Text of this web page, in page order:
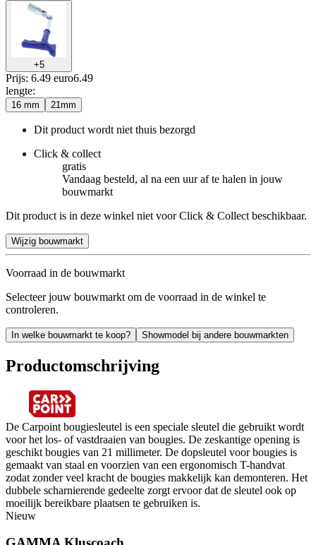
+5
Prijs: 6.49 euro6.49
lengte:
16 mm 21mm
Dit product wordt niet thuis bezorgd
Click & collect
gratis
Vandaag besteld, al na een uur af te halen in jouw
bouwmarkt
Dit product is in deze winkel niet voor Click & Collect beschikbaar.
Wijzig bouwmarkt
Voorraad in de bouwmarkt
Selecteer jouw bouwmarkt om de voorraad in de winkel te
controleren.
In welke bouwmarkt te koop? Showmodel bij andere bouwmarkten
Productomschrijving
De Carpoint bougiesleutel is een speciale sleutel die gebruikt wordt
voor het los- of vastdraaien van bougies. De zeskantige opening is
geschikt bougies van 21 millimeter. De dopsleutel voor bougies is
gemaakt van staal en voorzien van een ergonomisch T-handvat
zodat zonder veel kracht de bougies makkelijk kan demonteren. Het
dubbele scharnierende gedeelte zorgt ervoor dat de sleutel ook op
moeilijk bereikbare plaatsen te gebruiken is.
Nieuw